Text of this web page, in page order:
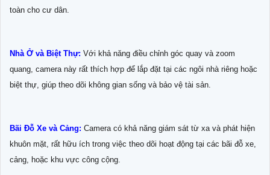
toàn cho cư dân.
Nhà Ở và Biệt Thự: Với khả năng điều chỉnh góc quay và zoom
quang, camera này rất thích hợp để lắp đặt tại các ngôi nhà riêng hoặc
biệt thự, giúp theo dõi không gian sống và bảo vệ tài sản.
Bãi Đỗ Xe và Cảng: Camera có khả năng giám sát từ xa và phát hiện
khuôn mặt, rất hữu ích trong việc theo dõi hoạt động tại các bãi đỗ xe,
cảng, hoặc khu vực công cộng.